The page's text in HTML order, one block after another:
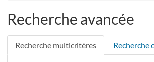
Recherche avancée
Recherche multicritères Recherche